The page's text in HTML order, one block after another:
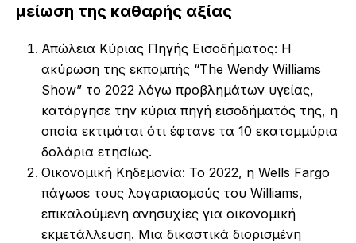
μείωση της καθαρής αξίας
Απώλεια Κύριας Πηγής Εισοδήματος: Η
ακύρωση της εκπομπής “The Wendy Williams
Show” το 2022 λόγω προβλημάτων υγείας,
κατάργησε την κύρια πηγή εισοδήματός της, η
οποία εκτιμάται ότι έφτανε τα 10 εκατομμύρια
δολάρια ετησίως.
Οικονομική Κηδεμονία: Το 2022, η Wells Fargo
πάγωσε τους λογαριασμούς του Williams,
επικαλούμενη ανησυχίες για οικονομική
εκμετάλλευση. Μια δικαστικά διορισμένη